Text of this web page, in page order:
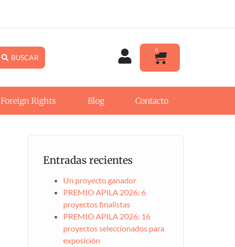
BUSCAR
0
Foreign Rights Blog Contacto
Entradas recientes
Un proyecto ganador
PREMIO APILA 2026: 6
proyectos finalistas
PREMIO APILA 2026: 16
proyectos seleccionados para
exposición